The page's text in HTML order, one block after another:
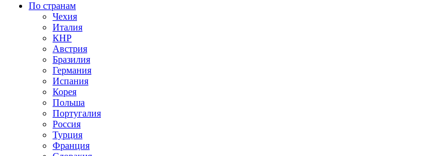
По странам
Чехия
Италия
КНР
Австрия
Бразилия
Германия
Испания
Корея
Польша
Португалия
Россия
Турция
Франция